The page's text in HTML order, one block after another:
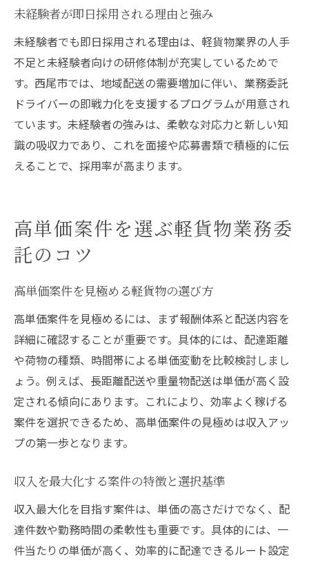
未経験者が即日採用される理由と強み
未経験者でも即日採用される理由は、軽貨物業界の人手
不足と未経験者向けの研修体制が充実しているためで
す。西尾市では、地域配送の需要増加に伴い、業務委託
ドライバーの即戦力化を支援するプログラムが用意され
ています。未経験者の強みは、柔軟な対応力と新しい知
識の吸収力であり、これを面接や応募書類で積極的に伝
えることで、採用率が高まります。
高単価案件を選ぶ軽貨物業務委
託のコツ
高単価案件を見極める軽貨物の選び方
高単価案件を見極めるには、まず報酬体系と配送内容を
詳細に確認することが重要です。具体的には、配達距離
や荷物の種類、時間帯による単価変動を比較検討しまし
ょう。例えば、長距離配送や重量物配送は単価が高く設
定される傾向にあります。これにより、効率よく稼げる
案件を選択できるため、高単価案件の見極めは収入アッ
プの第一歩となります。
収入を最大化する案件の特徴と選択基準
収入最大化を目指す案件は、単価の高さだけでなく、配
達件数や勤務時間の柔軟性も重要です。具体的には、一
件当たりの単価が高く、効率的に配達できるルート設定